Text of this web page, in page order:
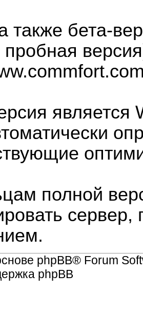
также бета-
является
полной
phpBB® Forum
phpBB